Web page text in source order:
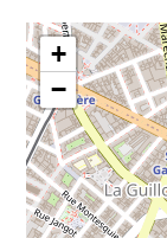
+
−